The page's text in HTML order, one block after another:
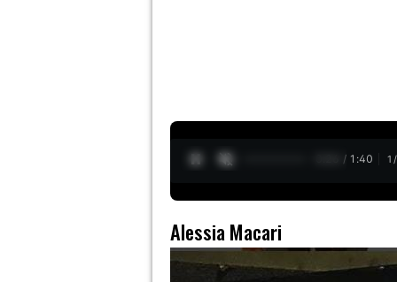
0:28 / 1:40 1 /
Alessia Macari